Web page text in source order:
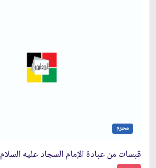
محرم
قبسات من عبادة الإمام السجاد عليه السلام